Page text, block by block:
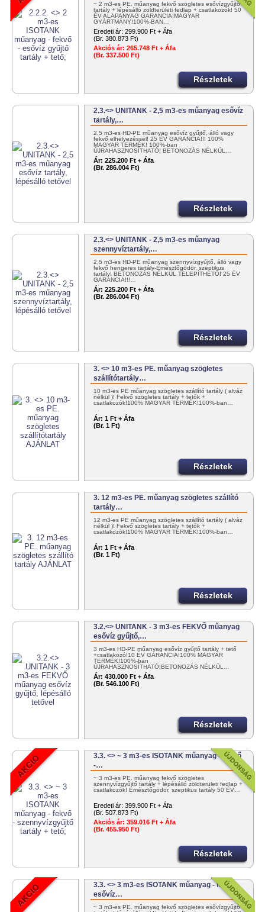
~ 2 m3-es PE. műanyag fekvő szögletes esővízgyűjtő
tartály + lépésálló zöldterületi fedlap + csatlakozók! 50
ÉV ALAPANYAG GARANCIA!MAGYAR
GYÁRTMÁNY!100%-BAN…
Eredeti ár: 299.900 Ft + Áfa
(Br. 380.873 Ft)
Akciós ár: 265.748 Ft + Áfa
(Br. 337.500 Ft)
Részletek
2.3.<> UNITANK - 2,5 m3-es műanyag esővíz
tartály,…
2,5 m3-es HD-PE műanyag esővíz gyűjtő, álló vagy
fekvő elhelyezéssel! 25 ÉV GARANCIA!!! 100%
MAGYAR TERMÉK! 100%-ban
ÚJRAHASZNOSÍTHATÓ! BETONOZÁS NÉLKÜL…
Ár: 225.200 Ft + Áfa
(Br. 286.004 Ft)
Részletek
2.3.<> UNITANK - 2,5 m3-es műanyag
szennyvíztartály,…
2,5 m3-es HD-PE műanyag szennyvízgyűjtő, álló vagy
fekvő hengeres tartály-Emésztőgödör, szeptikus
tartály! BETONOZÁS NÉLKÜL TELEPÍTHETŐ! 25 ÉV
GARANCIA!!!…
Ár: 225.200 Ft + Áfa
(Br. 286.004 Ft)
Részletek
3. <> 10 m3-es PE. műanyag szögletes
szállítótartály…
10 m3-es PE műanyag szögletes szállító tartály ( alváz
nélkül )! Fekvő szögletes tartály + tetők +
csatlakozók!100% MAGYAR TERMÉK!100%-ban…
Ár: 1 Ft + Áfa
(Br. 1 Ft)
Részletek
3. 12 m3-es PE. műanyag szögletes szállító
tartály…
12 m3-es PE műanyag szögletes szállító tartály ( alváz
nélkül )! Fekvő szögletes tartály + tetők +
csatlakozók!100% MAGYAR TERMÉK!100%-ban…
Ár: 1 Ft + Áfa
(Br. 1 Ft)
Részletek
3.2.<> UNITANK - 3 m3-es FEKVŐ műanyag
esővíz gyűjtő,…
3 m3-es HD-PE műanyag esővíz gyűjtő tartály + tető
+csatlakozó!10 ÉV GARANCIA!100% MAGYAR
TERMÉK!100%-ban
ÚJRAHASZNOSÍTHATÓ!BETONOZÁS NÉLKÜL…
Ár: 430.000 Ft + Áfa
(Br. 546.100 Ft)
Részletek
3.3. <> ~ 3 m3-es ISOTANK műanyag - fekvő
-…
~ 3 m3-es PE. műanyag fekvő szögletes
szennyvízgyűjtő tartály + lépésálló zöldterületi fedlap +
csatlakozók! Emésztőgödör, szeptikus tartály 50 ÉV…
Eredeti ár: 399.900 Ft + Áfa
(Br. 507.873 Ft)
Akciós ár: 359.016 Ft + Áfa
(Br. 455.950 Ft)
Részletek
3.3. <> 3 m3-es ISOTANK műanyag - fekvő -
esővíz…
~ 3 m3-es PE. műanyag fekvő szögletes esővízgyűjtő